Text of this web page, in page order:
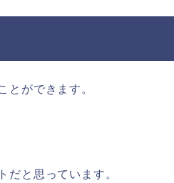
とができます。
と思っています。